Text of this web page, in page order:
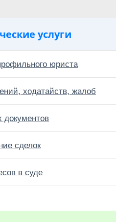
услуги
юриста
ходатайств, жалоб
документов
сделок
в суде